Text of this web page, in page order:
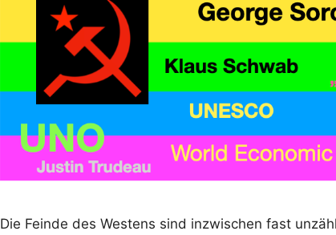
Die Feinde des Westens sind inzwischen fast